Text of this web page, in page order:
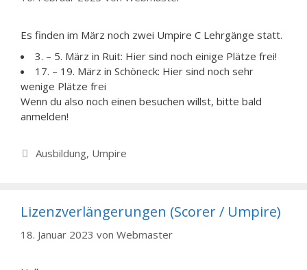
Es finden im März noch zwei Umpire C Lehrgänge statt.
3. – 5. März in Ruit: Hier sind noch einige Plätze frei!
17. – 19. März in Schöneck: Hier sind noch sehr
wenige Plätze frei
Wenn du also noch einen besuchen willst, bitte bald
anmelden!
Kategorien
Ausbildung, Umpire
Lizenzverlängerungen (Scorer / Umpire)
18. Januar 2023 von Webmaster